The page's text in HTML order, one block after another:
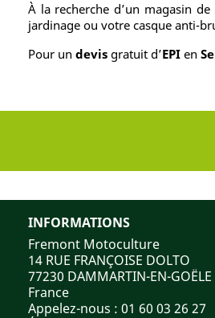
À la recherche d’un magasin
jardinage ou votre casque anti-
Pour un devis gratuit d’EPI en
INFORMATIONS
Fremont Motoculture
14 RUE FRANÇOISE DOLTO
77230 DAMMARTIN-EN-GOËLE
France
Appelez-nous : 01 60 03 26 27